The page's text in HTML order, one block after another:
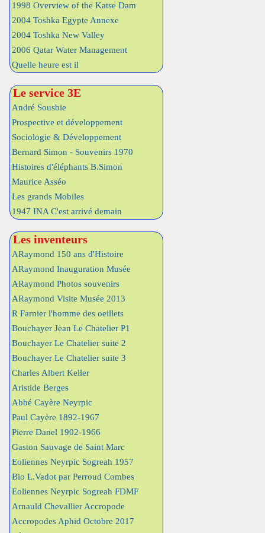
1998 Overview of the Katse Dam
2004 Toshka Egypte Annexe
2004 Toshka New Valley
2006 Qatar Water Management
Quelle heure est il
Le service 3E
André Sousbie
Prospective et développement
Sociologie & Développement
Bernard Simon - Souvenirs 1970
Histoires d'éléphants B.Simon
Maurice Asséo
Les grands Mobiles
1947 INA C'est arrivé demain
Les inventeurs
ARaymond 150 ans d'Histoire
ARaymond Inauguration Musée
ARaymond Photos souvenirs
ARaymond Visite Musée 2013
R Farnier l'homme des oeillets
Bouchayer Jean Le Chatelier P1
Bouchayer Le Chatelier suite 2
Bouchayer Le Chatelier suite 3
Charles Albert Keller
Aristide Berges
Abbé Cayère Neyrpic
Paul Cayère 1892-1967
Pierre Danel 1902-1966
Gaston Sauvage de Saint Marc
Eoliennes Neyrpic Sogreah 1957
Bio L.Vadot par Perroud Combes
Eoliennes Neyrpic Sogreah FDMF
Arnauld Chevallier Accropode
Accropodes Aphid Octobre 2017